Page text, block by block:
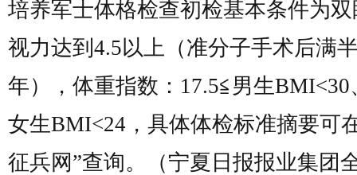
培养军士体格检查初检基本条件为
视力达到4.5以上（准分子手术后满
年），体重指数：17.5≦男生BMI<30
女生BMI<24，具体体检标准摘要可
征兵网”查询。（宁夏日报报业集团